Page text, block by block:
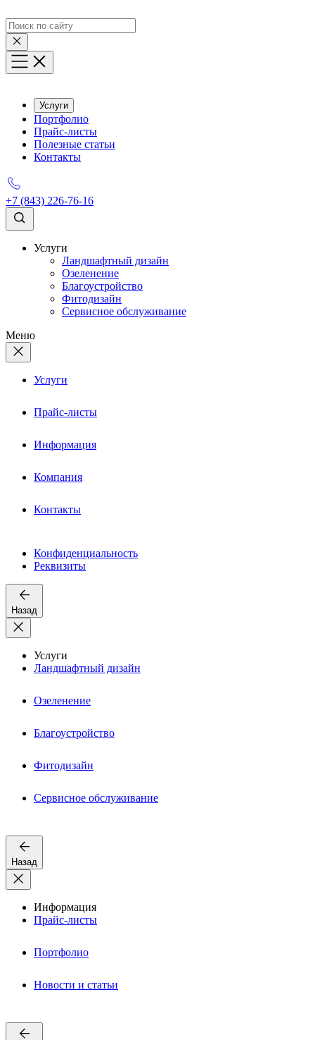
Услуги
Портфолио
Прайс-листы
Полезные статьи
Контакты
+7 (843) 226-76-16
Услуги
Ландшафтный дизайн
Озеленение
Благоустройство
Фитодизайн
Сервисное обслуживание
Меню
Услуги
Прайс-листы
Информация
Компания
Контакты
Конфиденциальность
Реквизиты
Назад
Услуги
Ландшафтный дизайн
Озеленение
Благоустройство
Фитодизайн
Сервисное обслуживание
Назад
Информация
Прайс-листы
Портфолио
Новости и статьи